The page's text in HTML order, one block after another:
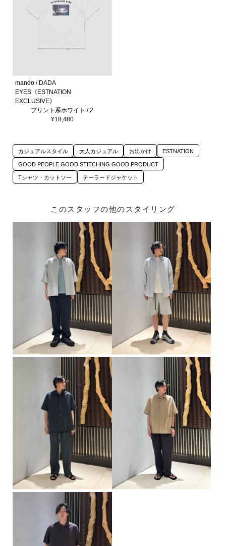
mando / DADA
EYES《ESTNATION
EXCLUSIVE》
プリント系ホワイト / 2
¥18,480
カジュアルスタイル 大人カジュアル お出かけ ESTNATION
GOOD PEOPLE GOOD STITCHING GOOD PRODUCT
Tシャツ・カットソー テーラードジャケット
このスタッフの他のスタイリング